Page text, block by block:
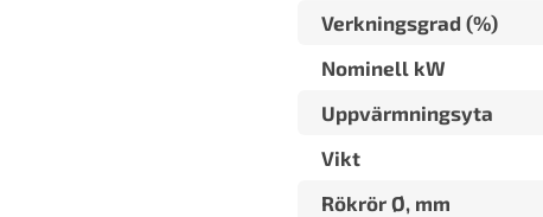
Verkningsgrad (%)
Nominell kW
Uppvärmningsyta
Vikt
Rökrör Ø, mm